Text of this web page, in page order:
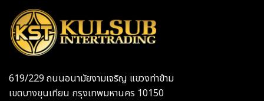
619/229 ถนนอนามัยงามเจริญ แขวงท่าข้าม
เขตบางขุนเทียน กรุงเทพมหานคร 10150